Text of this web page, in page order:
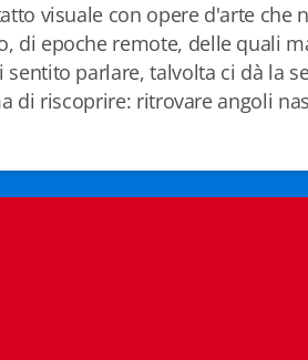
visuale con opere d'arte che
di epoche remote, delle quali
sentito parlare, talvolta ci dà la
di riscoprire: ritrovare angoli